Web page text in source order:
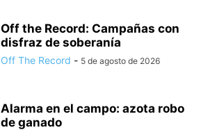
Off the Record: Campañas con
disfraz de soberanía
Off The Record - 5 de agosto de 2026
Alarma en el campo: azota robo
de ganado